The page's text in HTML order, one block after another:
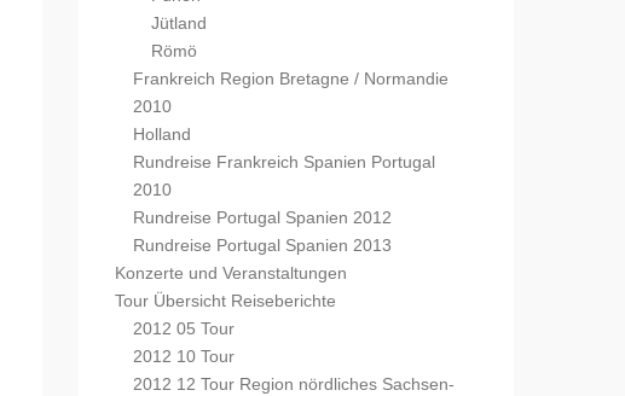
Jütland
Römö
Frankreich Region Bretagne / Normandie
2010
Holland
Rundreise Frankreich Spanien Portugal
2010
Rundreise Portugal Spanien 2012
Rundreise Portugal Spanien 2013
Konzerte und Veranstaltungen
Tour Übersicht Reiseberichte
2012 05 Tour
2012 10 Tour
2012 12 Tour Region nördliches Sachsen-